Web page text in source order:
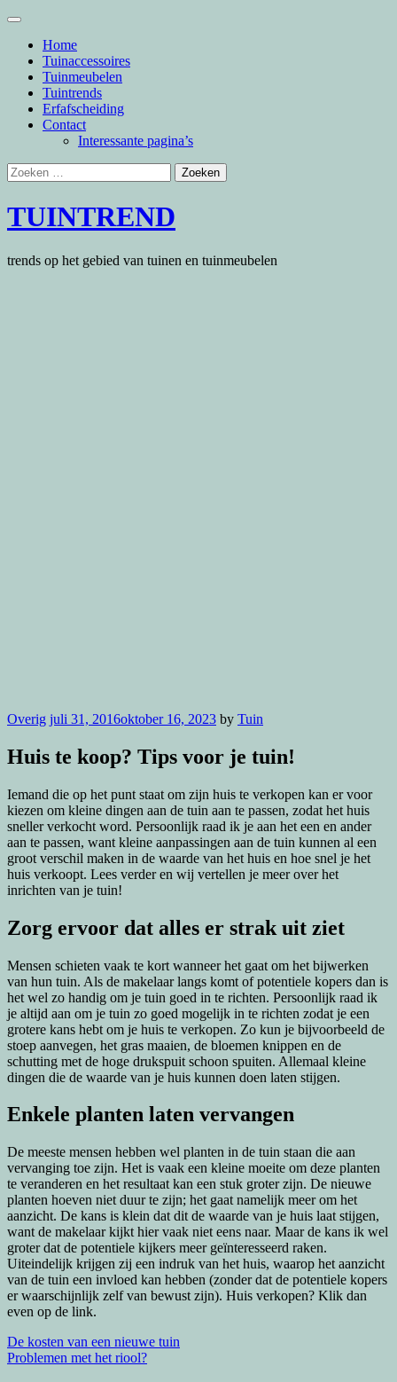
Skip
contentHome
Tuinaccessoires
Tuinmeubelen
Tuintrends
Erfafscheiding
Contact
Interessante pagina’s
Zoeken
naar:
TUINTREND
trends op het gebied van tuinen en tuinmeubelen
Overig juli 31, 2016oktober 16, 2023 by Tuin
Huis te koop? Tips voor je tuin!
Iemand die op het punt staat om zijn huis te verkopen kan er voor
kiezen om kleine dingen aan de tuin aan te passen, zodat het huis
sneller verkocht word. Persoonlijk raad ik je aan het een en ander
aan te passen, want kleine aanpassingen aan de tuin kunnen al een
groot verschil maken in de waarde van het huis en hoe snel je het
huis verkoopt. Lees verder en wij vertellen je meer over het
inrichten van je tuin!
Zorg ervoor dat alles er strak uit ziet
Mensen schieten vaak te kort wanneer het gaat om het bijwerken
van hun tuin. Als de makelaar langs komt of potentiele kopers dan is
het wel zo handig om je tuin goed in te richten. Persoonlijk raad ik
je altijd aan om je tuin zo goed mogelijk in te richten zodat je een
grotere kans hebt om je huis te verkopen. Zo kun je bijvoorbeeld de
stoep aanvegen, het gras maaien, de bloemen knippen en de
schutting met de hoge drukspuit schoon spuiten. Allemaal kleine
dingen die de waarde van je huis kunnen doen laten stijgen.
Enkele planten laten vervangen
De meeste mensen hebben wel planten in de tuin staan die aan
vervanging toe zijn. Het is vaak een kleine moeite om deze planten
te veranderen en het resultaat kan een stuk groter zijn. De nieuwe
planten hoeven niet duur te zijn; het gaat namelijk meer om het
aanzicht. De kans is klein dat dit de waarde van je huis laat stijgen,
want de makelaar kijkt hier vaak niet eens naar. Maar de kans ik wel
groter dat de potentiele kijkers meer geïnteresseerd raken.
Uiteindelijk krijgen zij een indruk van het huis, waarop het aanzicht
van de tuin een invloed kan hebben (zonder dat de potentiele kopers
er waarschijnlijk zelf van bewust zijn). Huis verkopen? Klik dan
even op de link.
Bericht
navigatie
De kosten van een nieuwe tuin
Problemen met het riool?